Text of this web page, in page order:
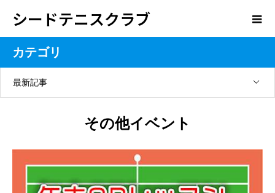
シードテニスクラブ
カテゴリ
最新記事
その他イベント